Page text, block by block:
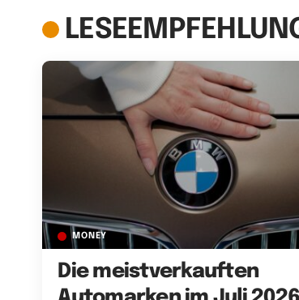
MONEY
Die meistverkauften